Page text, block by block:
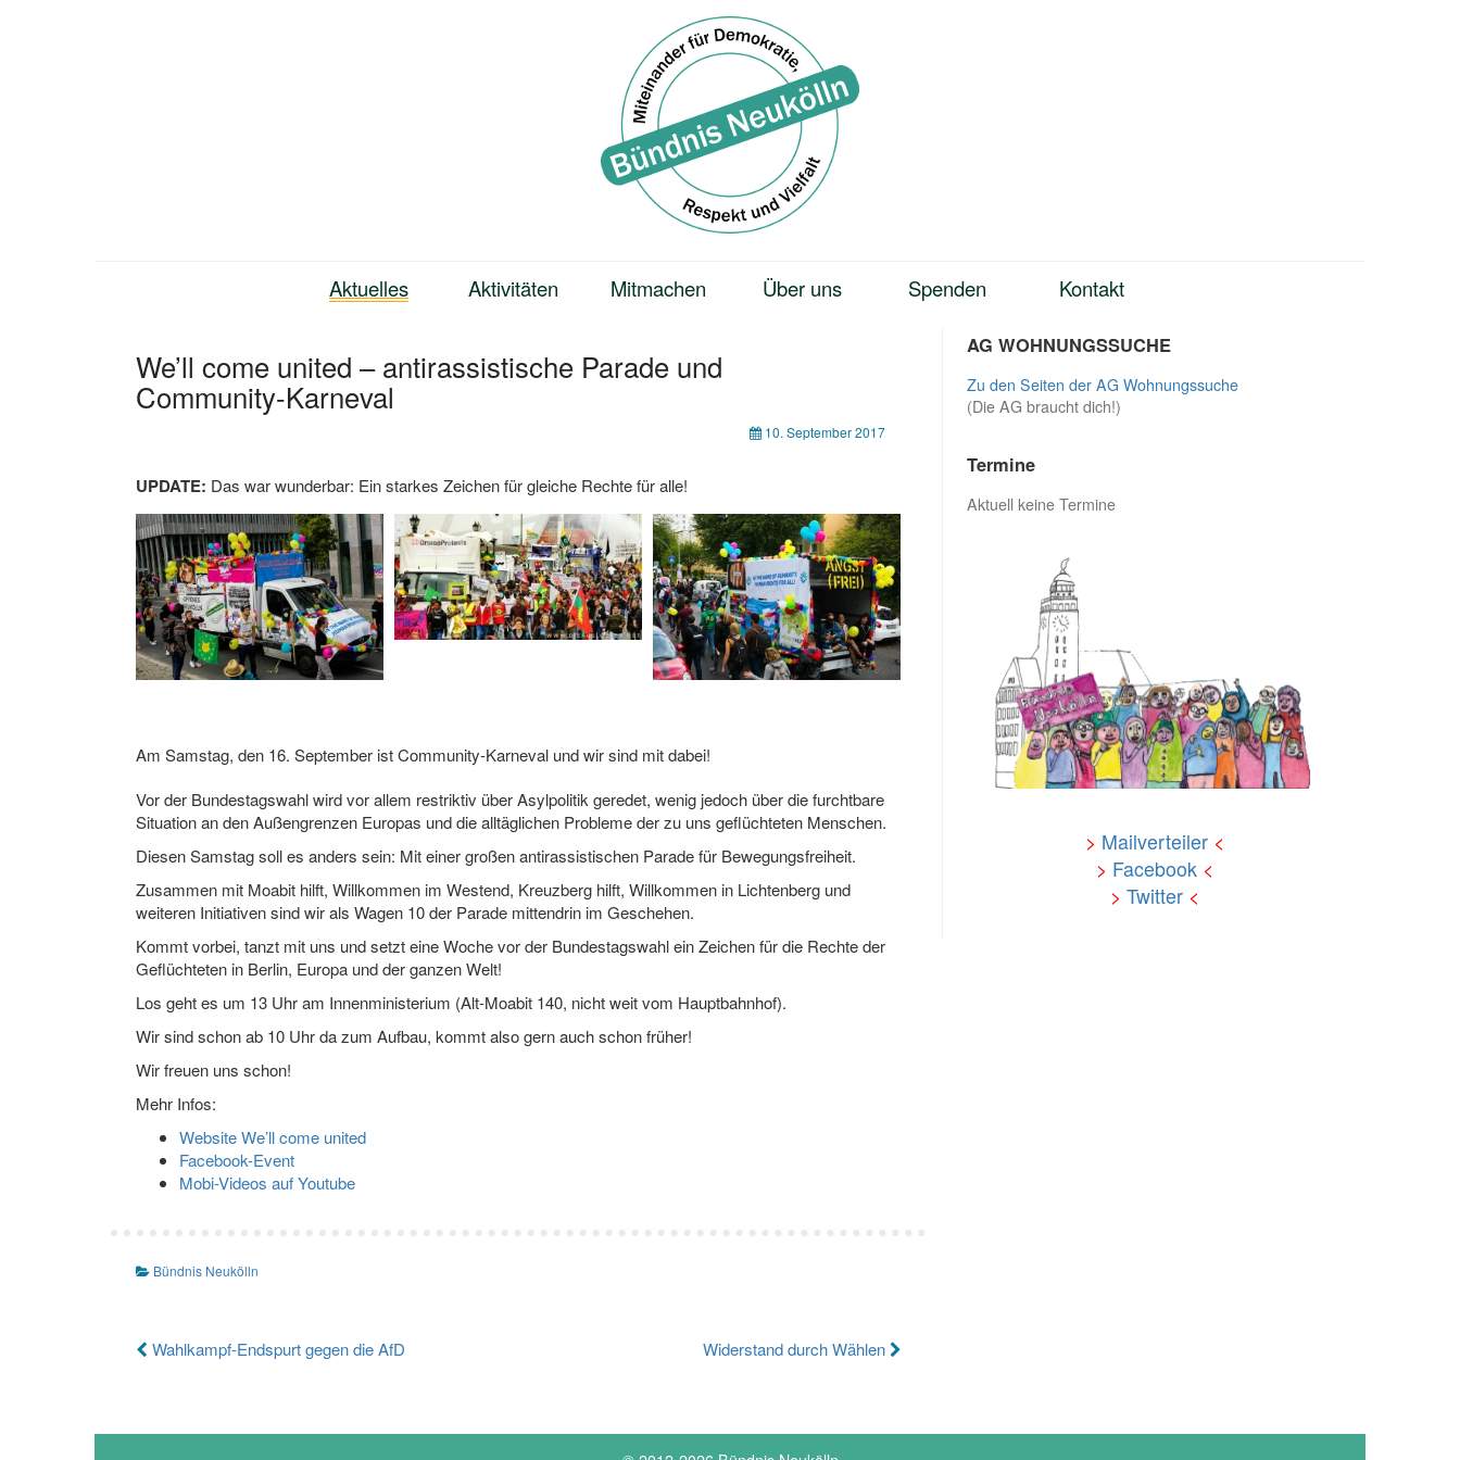
Aktuelles Aktivitäten Mitmachen Über uns Spenden Kontakt
We’ll come united – antirassistische Parade und
Community-Karneval
10. September 2017
UPDATE: Das war wunderbar: Ein starkes Zeichen für gleiche Rechte für alle!
Am Samstag, den 16. September ist Community-Karneval und wir sind mit dabei!
Vor der Bundestagswahl wird vor allem restriktiv über Asylpolitik geredet, wenig jedoch über die furchtbare
Situation an den Außengrenzen Europas und die alltäglichen Probleme der zu uns geflüchteten Menschen.
Diesen Samstag soll es anders sein: Mit einer großen antirassistischen Parade für Bewegungsfreiheit.
Zusammen mit Moabit hilft, Willkommen im Westend, Kreuzberg hilft, Willkommen in Lichtenberg und
weiteren Initiativen sind wir als Wagen 10 der Parade mittendrin im Geschehen.
Kommt vorbei, tanzt mit uns und setzt eine Woche vor der Bundestagswahl ein Zeichen für die Rechte der
Geflüchteten in Berlin, Europa und der ganzen Welt!
Los geht es um 13 Uhr am Innenministerium (Alt-Moabit 140, nicht weit vom Hauptbahnhof).
Wir sind schon ab 10 Uhr da zum Aufbau, kommt also gern auch schon früher!
Wir freuen uns schon!
Mehr Infos:
Website We’ll come united
Facebook-Event
Mobi-Videos auf Youtube
Bündnis Neukölln
Beitragsnavigation
Wahlkampf-Endspurt gegen die AfD Widerstand durch Wählen
AG WOHNUNGSSUCHE
Zu den Seiten der AG Wohnungssuche
(Die AG braucht dich!)
Termine
Aktuell keine Termine
> Mailverteiler <
> Facebook <
> Twitter <